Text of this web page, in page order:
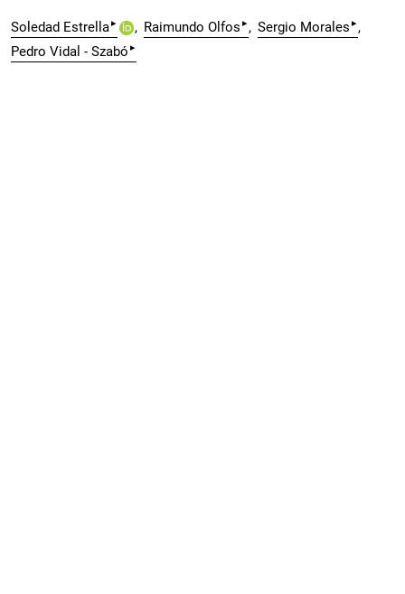
Soledad Estrella▸ Raimundo Olfos ▸ Sergio Morales ▸
Pedro Vidal - Szabó ▸